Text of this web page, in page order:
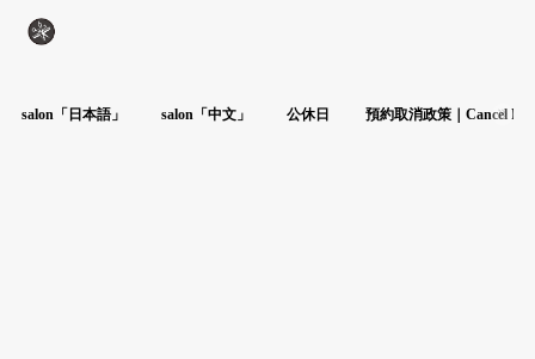
salon「日本語」 salon「中文」 公休日 預約取消政策｜Cancel